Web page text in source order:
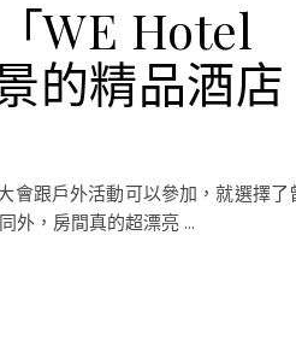
WE Hotel
的精品酒店
會跟戶外活動可以參加，就選擇了
外，房間真的超漂亮 ...